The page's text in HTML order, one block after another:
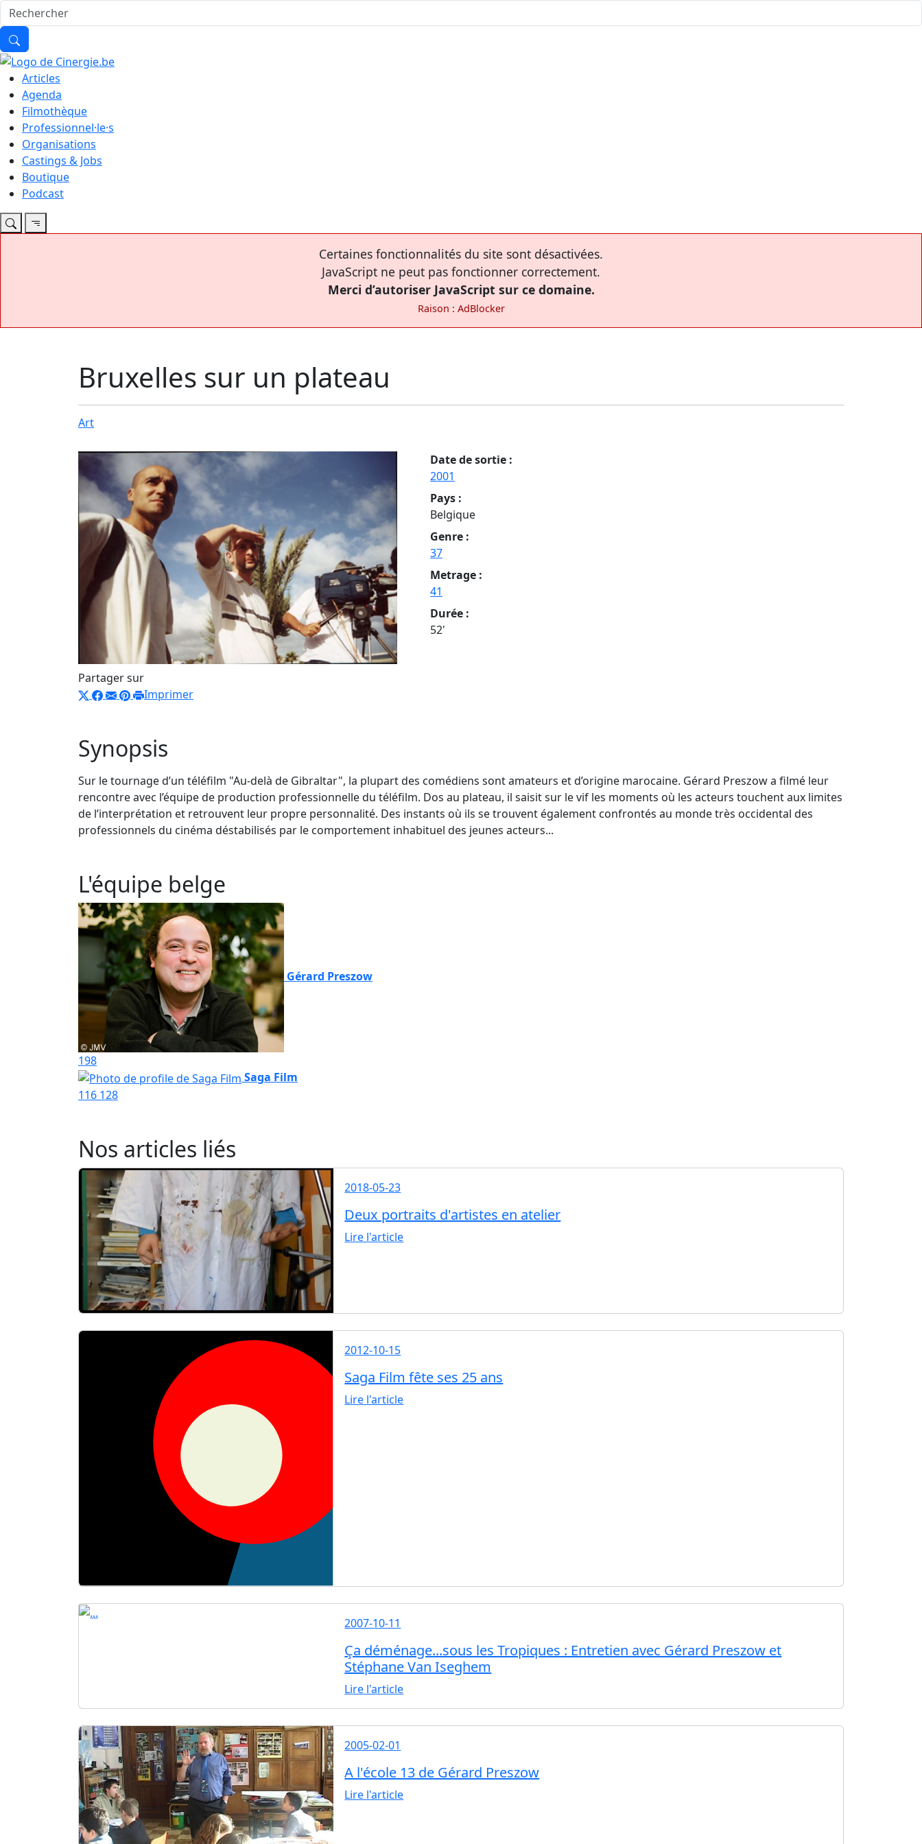
Articles
Agenda
Filmothèque
Professionnel·le·s
Organisations
Castings & Jobs
Boutique
Podcast
Certaines fonctionnalités du site sont désactivées.
JavaScript ne peut pas fonctionner correctement.
Merci d’autoriser JavaScript sur ce domaine.
Raison : AdBlocker
Bruxelles sur un plateau
Art
Partager sur
Imprimer
Date de sortie :
2001
Pays :
Belgique
Genre :
37
Metrage :
41
Durée :
52'
Synopsis
Sur le tournage d’un téléfilm "Au-delà de Gibraltar", la plupart des comédiens sont amateurs et d’origine marocaine. Gérard Preszow a filmé leur
rencontre avec l’équipe de production professionnelle du téléfilm. Dos au plateau, il saisit sur le vif les moments où les acteurs touchent aux limites
de l’interprétation et retrouvent leur propre personnalité. Des instants où ils se trouvent également confrontés au monde très occidental des
professionnels du cinéma déstabilisés par le comportement inhabituel des jeunes acteurs...
L'équipe belge
Gérard Preszow
198
Saga Film
116 128
Nos articles liés
2018-05-23
Deux portraits d'artistes en atelier
Lire l'article
2012-10-15
Saga Film fête ses 25 ans
Lire l'article
2007-10-11
Ça déménage...sous les Tropiques : Entretien avec Gérard Preszow et
Stéphane Van Iseghem
Lire l'article
2005-02-01
A l'école 13 de Gérard Preszow
Lire l'article